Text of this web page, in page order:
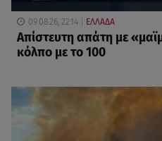
09.08.26, 22:14 ΕΛΛΑΔΑ
Απίστευτη απάτη με
κόλπο με το 100